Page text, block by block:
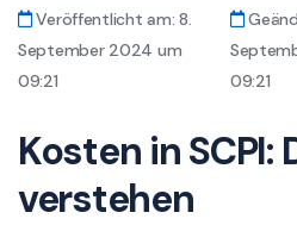
Veröffentlicht am: 8.
September 2024 um
09:21
09:21
Kosten in SCPI:
verstehen